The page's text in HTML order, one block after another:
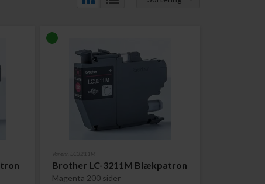
Varenr. LC3211M
Brother LC-3211M Blækpatron
Magenta 200 sider